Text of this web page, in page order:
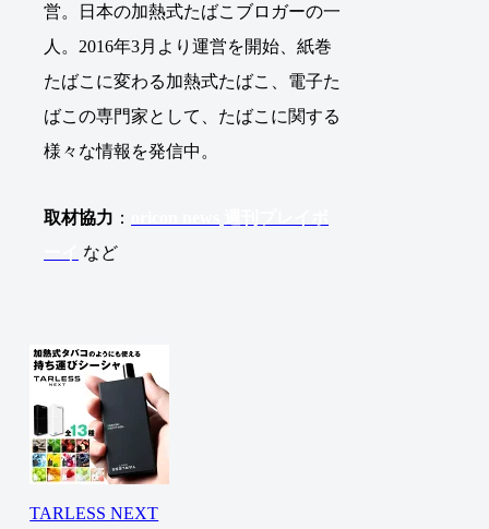
営。日本の加熱式たばこブロガーの一
人。2016年3月より運営を開始、紙巻
たばこに変わる加熱式たばこ、電子た
ばこの専門家として、たばこに関する
様々な情報を発信中。
取材協力 ：
など
TARLESS NEXT